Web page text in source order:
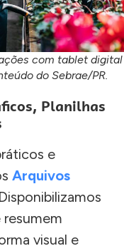
com tablet digital
do Sebrae/PR.
Planilhas
e
Arquivos
visual e